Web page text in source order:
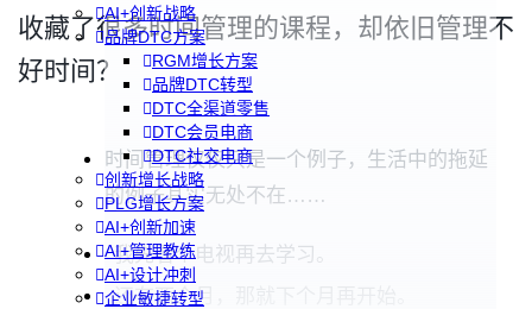
AI+创新战略
品牌DTC方案
RGM增长方案
品牌DTC转型
DTC全渠道零售
DTC会员电商
DTC社交电商
创新增长战略
PLG增长方案
AI+创新加速
AI+管理教练
AI+设计冲刺
企业敏捷转型
收藏了很多时间管理的课程，却依旧管理不
好时间？
时间管理仅仅只是一个例子，生活中的拖延
的例子其实无处不在……
我先看个电视再去学习。
还有两个月，那就下个月再开始。